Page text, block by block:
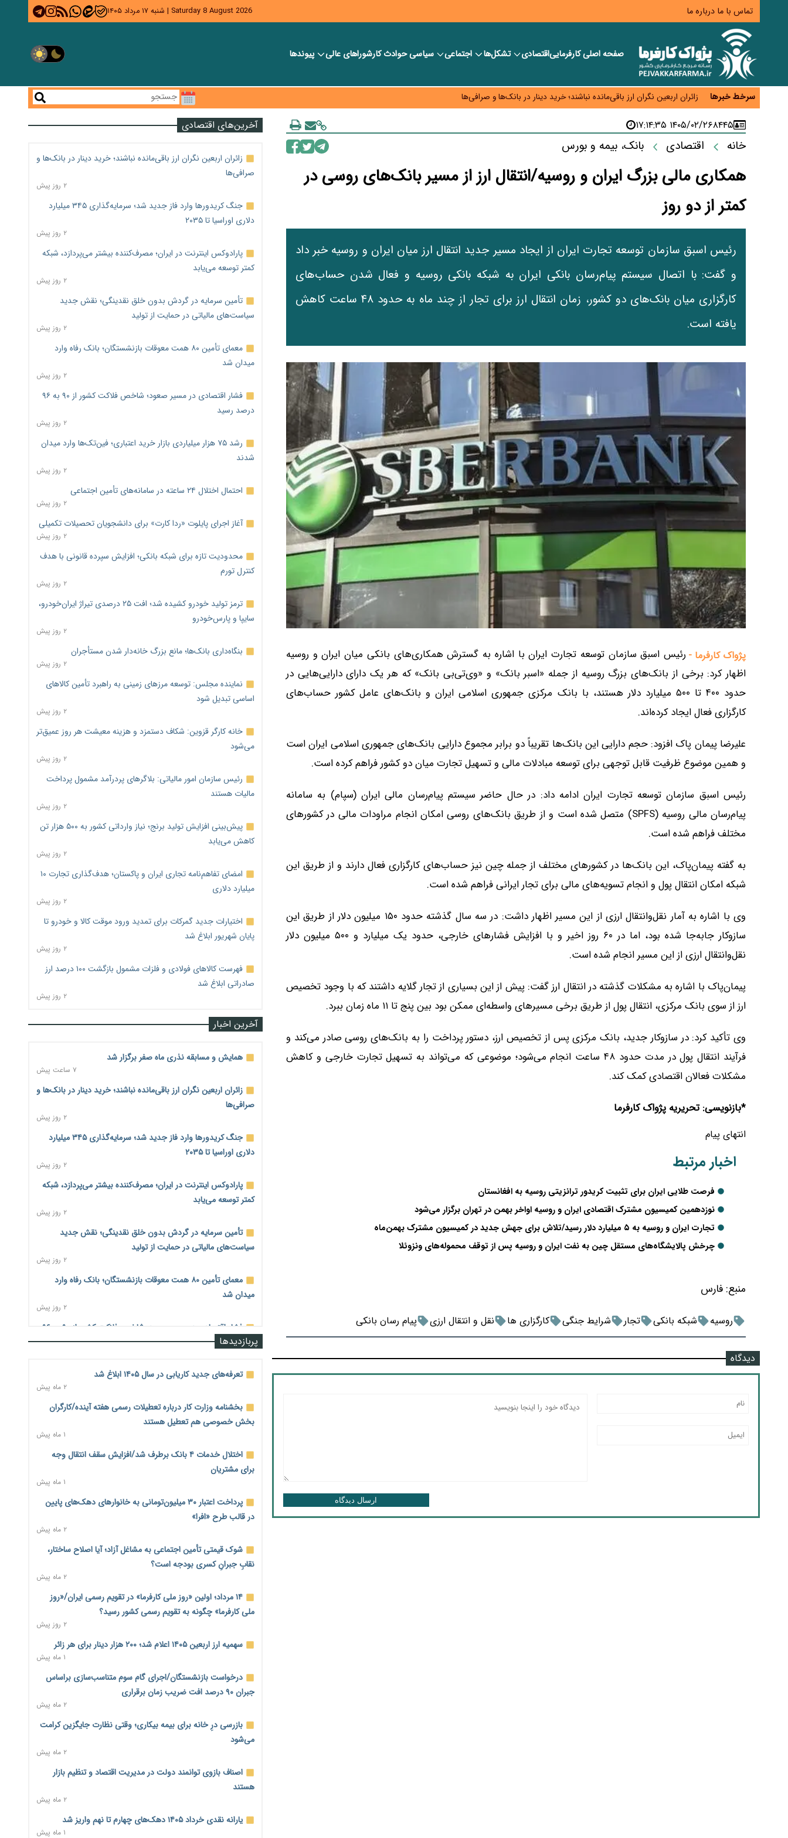
تماس با ما درباره ما Saturday 8 August 2026
| شنبه ۱۷ مرداد ۱۴۰۵
صفحه اصلیکارفرماییاقتصادی تشکل‌ها اجتماعی سیاسیحوادث کارشورا‎های عالی پیوندها
سرخط خبرها
همایش و مسابقه نذری ماه صفر برگزار شد
زائران اربعین نگران ارز باقی‌مانده نباشند؛ خرید دینار در بانک‌ها و صرافی‌ها
جنگ کریدورها وارد فاز جدید شد؛ سرمایه‌گذاری ۳۴۵ میلیارد دلاری اوراسیا تا ۲۰۳۵
پارادوکس اینترنت در ایران؛ مصرف‌کننده بیشتر می‌پردازد، شبکه کمتر توسعه می‌یابد
تأمین سرمایه در گردش بدون خلق نقدینگی؛ نقش جدید سیاست‌های مالیاتی در حمایت از تولید
۸۴۴۵۱۴۰۵/۰۲/۲۶ ۱۷:۱۴:۳۵
خانه اقتصادی بانک، بیمه و بورس
همکاری مالی بزرگ ایران و روسیه/انتقال ارز از مسیر بانک‌های روسی در
کمتر از دو روز
رئیس اسبق سازمان توسعه تجارت ایران از ایجاد مسیر جدید انتقال ارز میان ایران و روسیه خبر داد
و گفت: با اتصال سیستم پیام‌رسان بانکی ایران به شبکه بانکی روسیه و فعال شدن حساب‌های
کارگزاری میان بانک‌های دو کشور، زمان انتقال ارز برای تجار از چند ماه به حدود ۴۸ ساعت کاهش
یافته است.
پژواک کارفرما - رئیس اسبق سازمان توسعه تجارت ایران با اشاره به گسترش همکاری‌های بانکی میان ایران و روسیه
اظهار کرد: برخی از بانک‌های بزرگ روسیه از جمله «اسبر بانک» و «وی‌تی‌بی بانک» که هر یک دارای دارایی‌هایی در
حدود ۴۰۰ تا ۵۰۰ میلیارد دلار هستند، با بانک مرکزی جمهوری اسلامی ایران و بانک‌های عامل کشور حساب‌های
کارگزاری فعال ایجاد کرده‌اند.
علیرضا پیمان پاک افزود: حجم دارایی این بانک‌ها تقریباً دو برابر مجموع دارایی بانک‌های جمهوری اسلامی ایران است
و همین موضوع ظرفیت قابل توجهی برای توسعه مبادلات مالی و تسهیل تجارت میان دو کشور فراهم کرده است.
رئیس اسبق سازمان توسعه تجارت ایران ادامه داد: در حال حاضر سیستم پیام‌رسان مالی ایران (سپام) به سامانه
پیام‌رسان مالی روسیه (SPFS) متصل شده است و از طریق بانک‌های روسی امکان انجام مراودات مالی در کشورهای
مختلف فراهم شده است.
به گفته پیمان‌پاک، این بانک‌ها در کشورهای مختلف از جمله چین نیز حساب‌های کارگزاری فعال دارند و از طریق این
شبکه امکان انتقال پول و انجام تسویه‌های مالی برای تجار ایرانی فراهم شده است.
وی با اشاره به آمار نقل‌وانتقال ارزی از این مسیر اظهار داشت: در سه سال گذشته حدود ۱۵۰ میلیون دلار از طریق این
سازوکار جابه‌جا شده بود، اما در ۶۰ روز اخیر و با افزایش فشارهای خارجی، حدود یک میلیارد و ۵۰۰ میلیون دلار
نقل‌وانتقال ارزی از این مسیر انجام شده است.
پیمان‌پاک با اشاره به مشکلات گذشته در انتقال ارز گفت: پیش از این بسیاری از تجار گلایه داشتند که با وجود تخصیص
ارز از سوی بانک مرکزی، انتقال پول از طریق برخی مسیرهای واسطه‌ای ممکن بود بین پنج تا ۱۱ ماه زمان ببرد.
وی تأکید کرد: در سازوکار جدید، بانک مرکزی پس از تخصیص ارز، دستور پرداخت را به بانک‌های روسی صادر می‌کند و
فرآیند انتقال پول در مدت حدود ۴۸ ساعت انجام می‌شود؛ موضوعی که می‌تواند به تسهیل تجارت خارجی و کاهش
مشکلات فعالان اقتصادی کمک کند.
*بازنویسی: تحریریه پژواک کارفرما
انتهای پیام
اخبار مرتبط
فرصت طلایی ایران برای تثبیت کریدور ترانزیتی روسیه به افغانستان
نوزدهمین کمیسیون مشترک اقتصادی ایران و روسیه اواخر بهمن در تهران برگزار می‌شود
تجارت ایران و روسیه به ۵ میلیارد دلار رسید/تلاش برای جهش جدید در کمیسیون مشترک بهمن‌ماه
چرخش پالایشگاه‌های مستقل چین به نفت ایران و روسیه پس از توقف محموله‌های ونزوئلا
منبع: فارس
روسیه شبکه بانکی تجار شرایط جنگی کارگزاری ها نقل و انتقال ارزی پیام رسان بانکی
دیدگاه
ارسال دیدگاه
آخرین‌های اقتصادی
زائران اربعین نگران ارز باقی‌مانده نباشند؛ خرید دینار در بانک‌ها و
صرافی‌ها
۲ روز پیش
جنگ کریدورها وارد فاز جدید شد؛ سرمایه‌گذاری ۳۴۵ میلیارد
دلاری اوراسیا تا ۲۰۳۵
۲ روز پیش
پارادوکس اینترنت در ایران؛ مصرف‌کننده بیشتر می‌پردازد، شبکه
کمتر توسعه می‌یابد
۲ روز پیش
تأمین سرمایه در گردش بدون خلق نقدینگی؛ نقش جدید
سیاست‌های مالیاتی در حمایت از تولید
۲ روز پیش
معمای تأمین ۸۰ همت معوقات بازنشستگان؛ بانک رفاه وارد
میدان شد
۲ روز پیش
فشار اقتصادی در مسیر صعود؛ شاخص فلاکت کشور از ۹۰ به ۹۶
درصد رسید
۲ روز پیش
رشد ۷۵ هزار میلیاردی بازار خرید اعتباری؛ فین‌تک‌ها وارد میدان
شدند
۲ روز پیش
احتمال اختلال ۲۴ ساعته در سامانه‌های تأمین اجتماعی
۲ روز پیش
آغاز اجرای پایلوت «ردا کارت» برای دانشجویان تحصیلات تکمیلی
۲ روز پیش
محدودیت تازه برای شبکه بانکی؛ افزایش سپرده قانونی با هدف
کنترل تورم
۲ روز پیش
ترمز تولید خودرو کشیده شد؛ افت ۲۵ درصدی تیراژ ایران‌خودرو،
سایپا و پارس‌خودرو
۲ روز پیش
بنگاه‌داری بانک‌ها؛ مانع بزرگ خانه‌دار شدن مستأجران
۲ روز پیش
نماینده مجلس: توسعه مرزهای زمینی به راهبرد تأمین کالاهای
اساسی تبدیل شود
۲ روز پیش
خانه کارگر قزوین: شکاف دستمزد و هزینه معیشت هر روز عمیق‌تر
می‌شود
۲ روز پیش
رئیس سازمان امور مالیاتی: بلاگرهای پردرآمد مشمول پرداخت
مالیات هستند
۲ روز پیش
پیش‌بینی افزایش تولید برنج؛ نیاز وارداتی کشور به ۵۰۰ هزار تن
کاهش می‌یابد
۲ روز پیش
امضای تفاهم‌نامه تجاری ایران و پاکستان؛ هدف‌گذاری تجارت ۱۰
میلیارد دلاری
۲ روز پیش
اختیارات جدید گمرکات برای تمدید ورود موقت کالا و خودرو تا
پایان شهریور ابلاغ شد
۲ روز پیش
فهرست کالاهای فولادی و فلزات مشمول بازگشت ۱۰۰ درصد ارز
صادراتی ابلاغ شد
۲ روز پیش
آخرین اخبار
همایش و مسابقه نذری ماه صفر برگزار شد
۷ ساعت پیش
زائران اربعین نگران ارز باقی‌مانده نباشند؛ خرید دینار در بانک‌ها و
صرافی‌ها
۲ روز پیش
جنگ کریدورها وارد فاز جدید شد؛ سرمایه‌گذاری ۳۴۵ میلیارد
دلاری اوراسیا تا ۲۰۳۵
۲ روز پیش
پارادوکس اینترنت در ایران؛ مصرف‌کننده بیشتر می‌پردازد، شبکه
کمتر توسعه می‌یابد
۲ روز پیش
تأمین سرمایه در گردش بدون خلق نقدینگی؛ نقش جدید
سیاست‌های مالیاتی در حمایت از تولید
۲ روز پیش
معمای تأمین ۸۰ همت معوقات بازنشستگان؛ بانک رفاه وارد
میدان شد
۲ روز پیش
فشار اقتصادی در مسیر صعود؛ شاخص فلاکت کشور از ۹۰ به ۹۶
درصد رسید
رشد ۷۵ هزار میلیاردی بازار خرید اعتباری؛ فین‌تک‌ها وارد میدان
۲ روز پیش
احتمال اختلال ۲۴ ساعته در سامانه‌های تأمین اجتماعی
۲ روز پیش
آغاز اجرای پایلوت «ردا کارت» برای دانشجویان تحصیلات تکمیلی
محدودیت تازه برای شبکه بانکی؛ افزایش سپرده قانونی با هدف
کنترل تورم
ترمز تولید خودرو کشیده شد؛ افت ۲۵ درصدی تیراژ ایران‌خودرو،
سایپا و پارس‌خودرو
۲ روز پیش
نماینده مجلس: توسعه مرزهای زمینی به راهبرد تأمین کالاهای
۲ روز پیش
خانه کارگر قزوین: شکاف دستمزد و هزینه معیشت هر روز عمیق‌تر
می‌شود
رئیس سازمان امور مالیاتی: بلاگرهای پردرآمد مشمول پرداخت
مالیات هستند
پیش‌بینی افزایش تولید برنج؛ نیاز وارداتی کشور به ۵۰۰ هزار تن
کاهش می‌یابد
امضای تفاهم‌نامه تجاری ایران و پاکستان؛ هدف‌گذاری تجارت ۱۰
میلیارد دلاری
۲ روز پیش
پربازدیدها
تعرفه‌های جدید کاریابی در سال ۱۴۰۵ ابلاغ شد
۲ ماه پیش
بخشنامه وزارت کار درباره تعطیلات رسمی هفته آینده/کارگران
بخش خصوصی هم تعطیل هستند
۱ ماه پیش
اختلال خدمات ۴ بانک برطرف شد/افزایش سقف انتقال وجه
برای مشتریان
۱ ماه پیش
پرداخت اعتبار ۳۰ میلیون‌تومانی به خانوارهای دهک‌های پایین
در قالب طرح «افرا»
۲ ماه پیش
شوک قیمتی تأمین اجتماعی به مشاغل آزاد؛ آیا اصلاح ساختار،
نقابِ جبرانِ کسری بودجه است؟
۲ ماه پیش
۱۴ مرداد؛ اولین «روز ملی کارفرما» در تقویم رسمی ایران/«روز
ملی کارفرما» چگونه به تقویم رسمی کشور رسید؟
۲ روز پیش
سهمیه ارز اربعین ۱۴۰۵ اعلام شد؛ ۲۰۰ هزار دینار برای هر زائر
۱ ماه پیش
درخواست بازنشستگان/اجرای گام سوم متناسب‌سازی براساس
جبران ۹۰ درصد افت ضریب زمان برقراری
۲ ماه پیش
بازرسی درِ خانه برای بیمه بیکاری؛ وقتی نظارت جایگزین کرامت
می‌شود
۲ ماه پیش
اصناف بازوی توانمند دولت در مدیریت اقتصاد و تنظیم بازار
هستند
۲ ماه پیش
یارانه نقدی خرداد ۱۴۰۵ دهک‌های چهارم تا نهم واریز شد
۱ ماه پیش